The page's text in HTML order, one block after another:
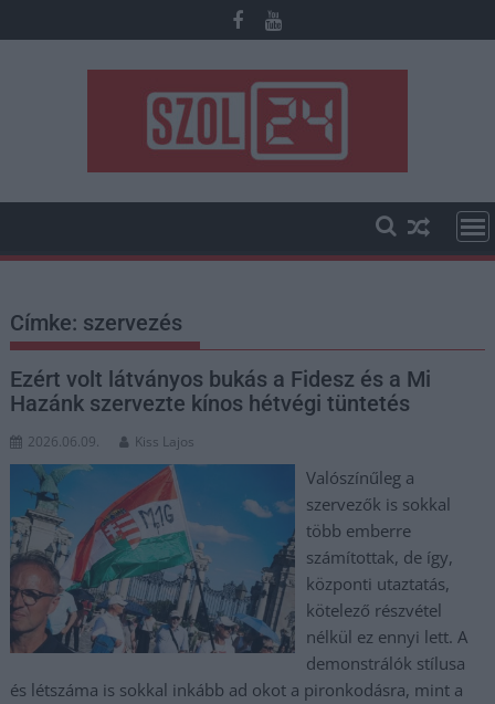
to
Címke: szervezés
Ezért volt látványos bukás a Fidesz és a Mi
Hazánk szervezte kínos hétvégi tüntetés
2026.06.09. Kiss Lajos
Valószínűleg a
szervezők is sokkal
több emberre
számítottak, de így,
központi utaztatás,
kötelező részvétel
nélkül ez ennyi lett. A
demonstrálók stílusa
és létszáma is sokkal inkább ad okot a pironkodásra, mint a